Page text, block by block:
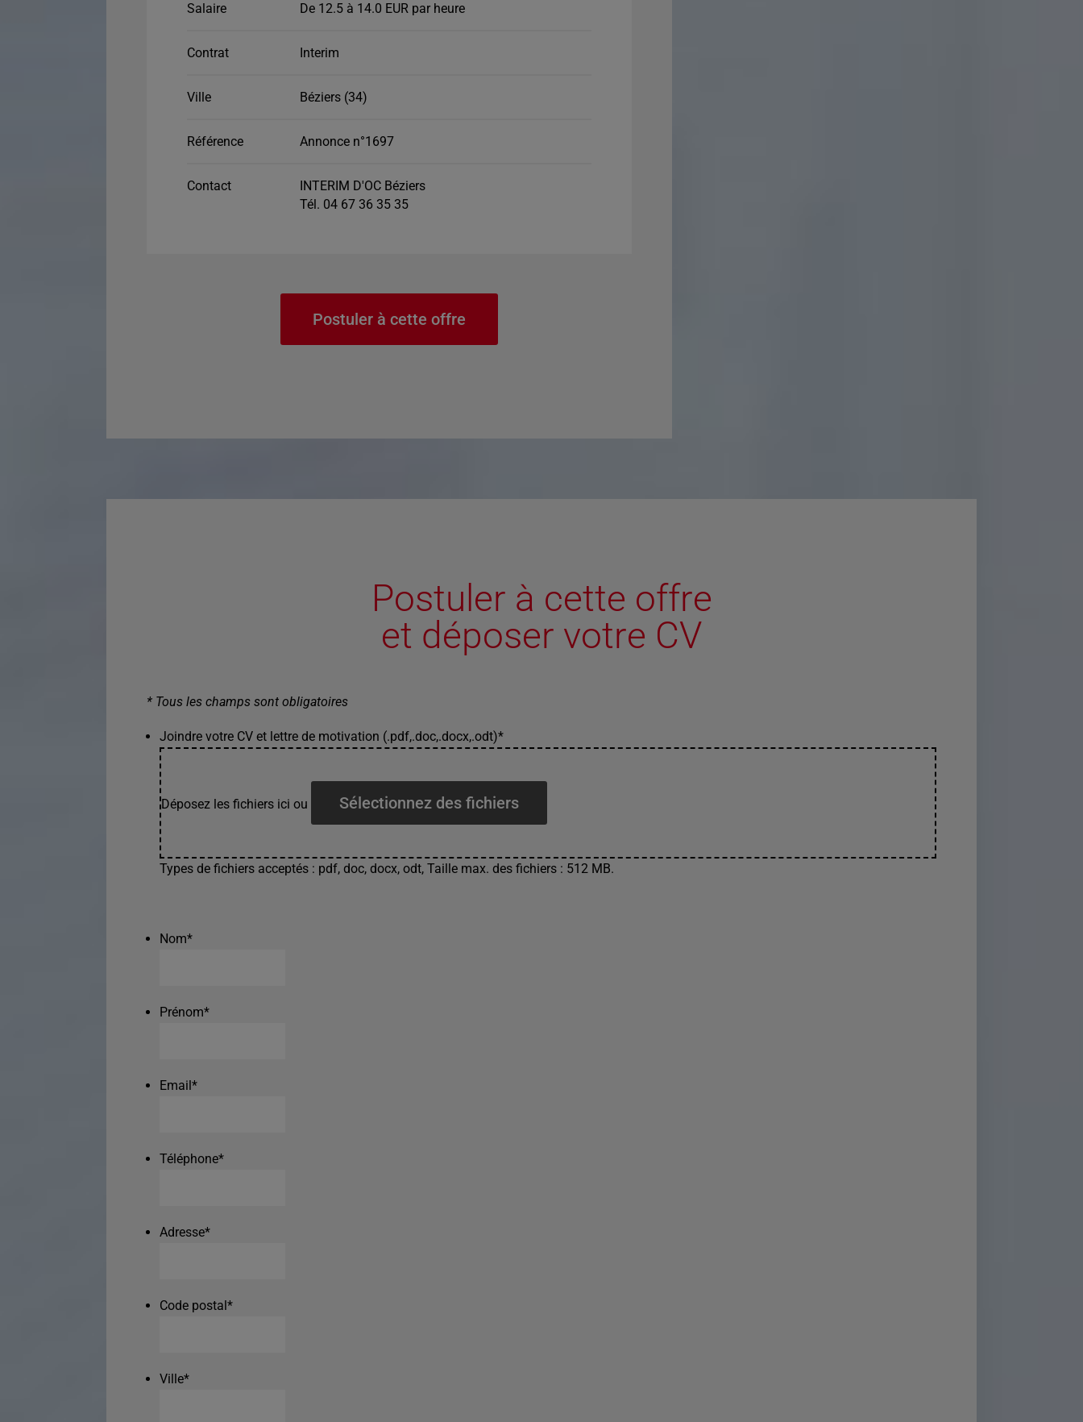
Salaire De 12.5 à 14.0 EUR par heure
Contrat Interim
Ville Béziers (34)
Référence Annonce n°1697
Contact
INTERIM D'OC Béziers
Tél. 04 67 36 35 35
Postuler à cette offre
Postuler à cette offre
et déposer votre CV
* Tous les champs sont obligatoires
Joindre votre CV et lettre de motivation (.pdf,.doc,.docx,.odt)*
Déposez les fichiers ici ou Sélectionnez des fichiers
Types de fichiers acceptés : pdf, doc, docx, odt, Taille max. des fichiers : 512 MB.
Nom*
Prénom*
Email*
Téléphone*
Adresse*
Code postal*
Ville*